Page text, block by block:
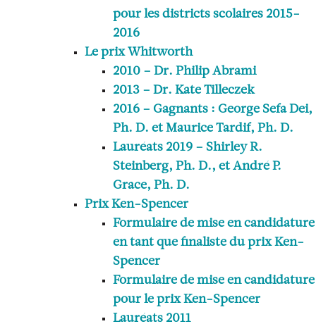
pour les districts scolaires 2015-
2016
Le prix Whitworth
2010 – Dr. Philip Abrami
2013 – Dr. Kate Tilleczek
2016 – Gagnants : George Sefa Dei,
Ph. D. et Maurice Tardif, Ph. D.
Lauréats 2019 – Shirley R.
Steinberg, Ph. D., et André P.
Grace, Ph. D.
Prix Ken-Spencer
Formulaire de mise en candidature
en tant que finaliste du prix Ken-
Spencer
Formulaire de mise en candidature
pour le prix Ken-Spencer
Lauréats 2011